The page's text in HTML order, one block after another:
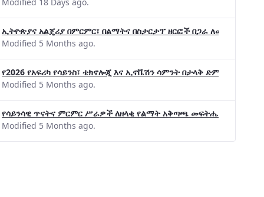
ኢትዮጵያና አልጄሪያ በምርምር፣ በልማትና በስታርታፕ ዘርፎች በጋራ ለመስራት መከሩ፡፡
Modified 5 Months ago.
የ2026 የአፍሪካ የሳይንስ፣ ቴክኖሎጂ እና ኢኖቬሽን ሳምንት በታላቅ ድምቀት
Modified 5 Months ago.
የሳይንሳዊ ጥናትና ምርምር ሥራዎች ለዘላቂ የልማት አቅጣጫ መፍትሔ ጠቋሚ
Modified 5 Months ago.